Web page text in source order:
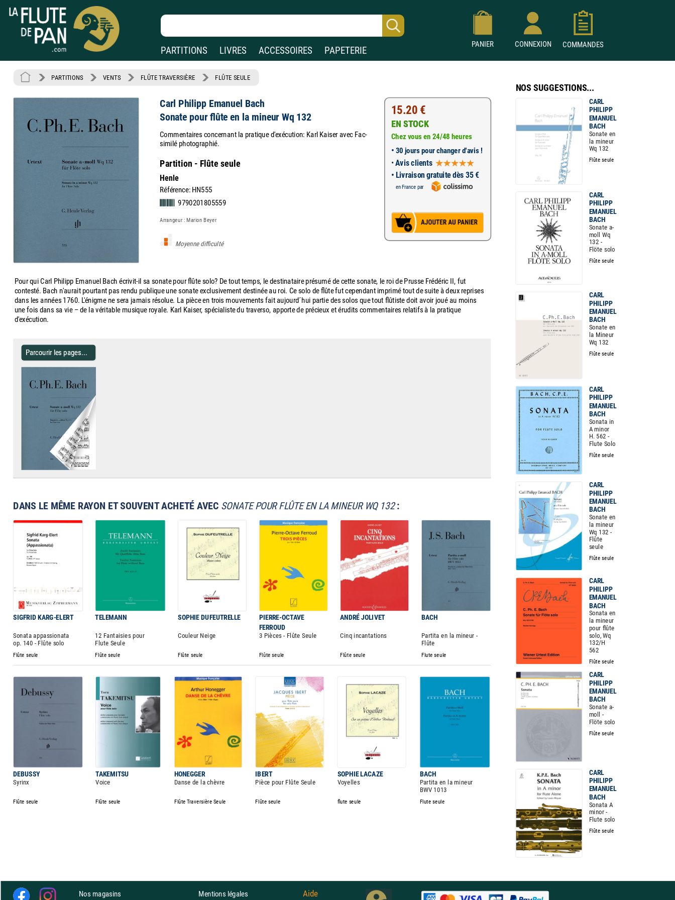
PARTITIONS LIVRES ACCESSOIRES PAPETERIE
PANIER CONNEXION COMMANDES
PARTITIONS VENTS FLÛTE TRAVERSIÈRE FLÛTE SEULE
Carl Philipp Emanuel Bach
Sonate pour flûte en la mineur Wq 132
Commentaires concernant la pratique d'exécution: Karl Kaiser avec Fac-
similé photographié.
Partition - Flûte seule
Henle
Référence: HN555
9790201805559
Arrangeur : Marion Beyer
Moyenne difficulté
15.20 €
EN STOCK
Chez vous en 24/48 heures
• 30 jours pour changer d'avis !
•Avis clients
• Livraison gratuite dès 35 €
en France par
Pour qui Carl Philipp Emanuel Bach écrivit-il sa sonate pour flûte solo? De tout temps, le destinataire présumé de cette sonate, le roi de Prusse Frédéric II, fut
contesté. Bach n'aurait pourtant pas rendu publique une sonate exclusivement destinée au roi. Ce solo de flûte fut cependant imprimé tout de suite à deux reprises
dans les années 1760. L'énigme ne sera jamais résolue. La pièce en trois mouvements fait aujourd´hui partie des solos que tout flûtiste doit avoir joué au moins
une fois dans sa vie – de la véritable musique royale. Karl Kaiser, spécialiste du traverso, apporte de précieux et érudits commentaires relatifs à la pratique
d'exécution.
Parcourir les pages...
DANS LE MÊME RAYON ET SOUVENT ACHETÉ AVEC SONATE POUR FLÛTE EN LA MINEUR WQ 132:
SIGFRID KARG-ELERT TELEMANN SOPHIE DUFEUTRELLE
PIERRE-OCTAVE
FERROUD
ANDRÉ JOLIVET BACH
Sonata appassionata
op. 140 - Flûte solo
12 Fantaisies pour
Flute Seule
Couleur Neige 3 Pièces - Flûte Seule Cinq incantations Partita en la mineur -
Flûte
Flûte seule Flûte seule Flûte seule Flûte seule Flûte seule Flute seule
DEBUSSY TAKEMITSU HONEGGER IBERT SOPHIE LACAZE BACH
Syrinx Voice Danse de la chèvre Pièce pour Flûte Seule Voyelles Partita en la mineur
BWV 1013
Flûte seule Flûte seule Flûte Traversière Seule Flûte seule flute seule Flute seule
NOS SUGGESTIONS...
CARL
PHILIPP
EMANUEL
BACH
Sonate en
la mineur
Wq 132
Flûte seule
CARL
PHILIPP
EMANUEL
BACH
Sonate a-
moll Wq
132 -
Flöte solo
Flûte seule
CARL
PHILIPP
EMANUEL
BACH
Sonate en
la Mineur
Wq 132
Flûte seule
CARL
PHILIPP
EMANUEL
BACH
Sonata in
A minor
H. 562 -
Flute Solo
Flûte seule
CARL
PHILIPP
EMANUEL
BACH
Sonate en
la mineur
Wq 132 -
Flûte
seule
Flûte seule
CARL
PHILIPP
EMANUEL
BACH
Sonata en
la mineur
pour flûte
solo, Wq
132/H
562
Flûte seule
CARL
PHILIPP
EMANUEL
BACH
Sonate a-
moll -
Flöte solo
Flûte seule
CARL
PHILIPP
EMANUEL
BACH
Sonata A
minor -
Flute solo
Flûte seule
Nos magasins Mentions légales Aide